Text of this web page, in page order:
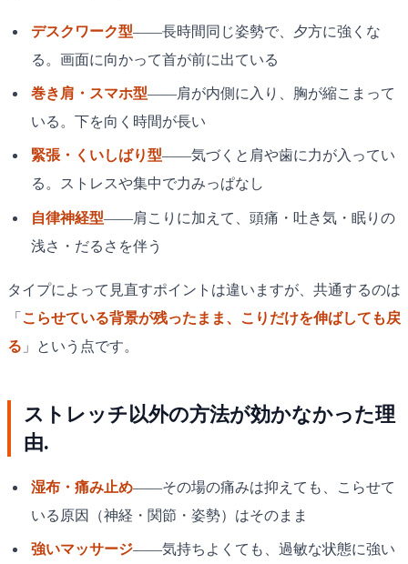
デスクワーク型——長時間同じ姿勢で、夕方に強くな
る。画面に向かって首が前に出ている
巻き肩・スマホ型——肩が内側に入り、胸が縮こまって
いる。下を向く時間が長い
緊張・くいしばり型——気づくと肩や歯に力が入ってい
る。ストレスや集中で力みっぱなし
自律神経型——肩こりに加えて、頭痛・吐き気・眠りの
浅さ・だるさを伴う
タイプによって見直すポイントは違いますが、共通するのは
「 こらせている背景が残ったまま、こりだけを伸ばしても戻
る 」という点です。
ストレッチ以外の方法が効かなかった理
由.
湿布・痛み止め——その場の痛みは抑えても、こらせて
いる原因（神経・関節・姿勢）はそのまま
強いマッサージ——気持ちよくても、過敏な状態に強い